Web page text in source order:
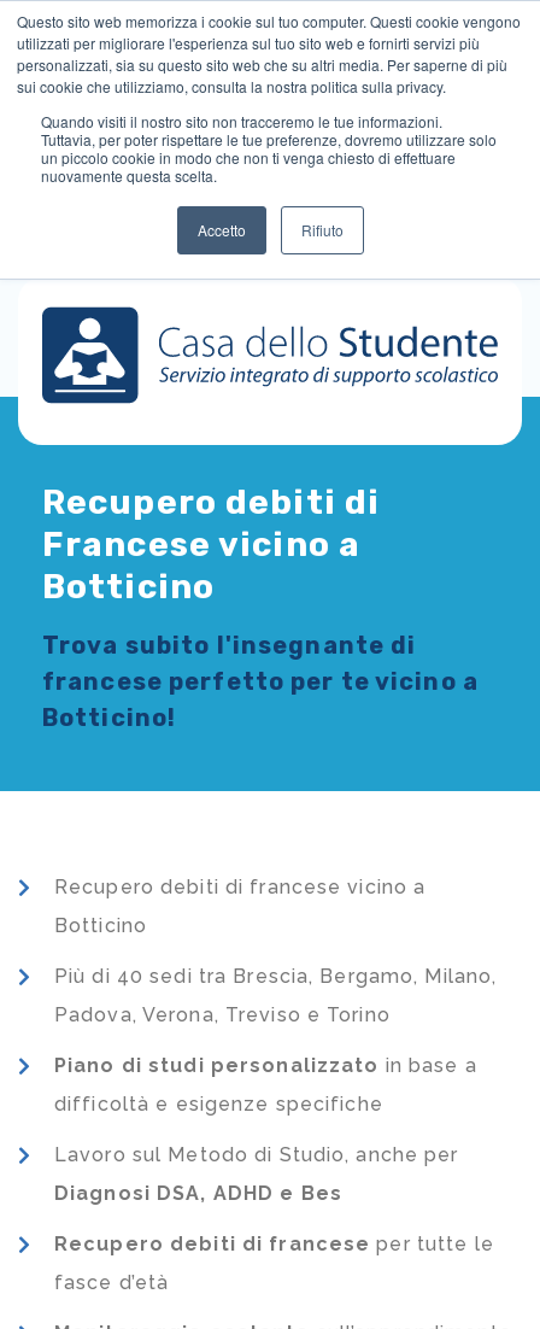
Questo sito web memorizza i cookie sul tuo computer. Questi cookie vengono
utilizzati per migliorare l'esperienza sul tuo sito web e fornirti servizi più
personalizzati, sia su questo sito web che su altri media. Per saperne di più
sui cookie che utilizziamo, consulta la nostra politica sulla privacy.
Quando visiti il ​​nostro sito non tracceremo le tue informazioni.
Tuttavia, per poter rispettare le tue preferenze, dovremo utilizzare solo
un piccolo cookie in modo che non ti venga chiesto di effettuare
nuovamente questa scelta.
Accetto Rifiuto
Recupero debiti di
Francese vicino a
Botticino
Trova subito l'insegnante di
francese perfetto per te vicino a
Botticino!
Recupero debiti di francese vicino a
Botticino
Più di 40 sedi tra Brescia, Bergamo, Milano,
Padova, Verona, Treviso e Torino
Piano di studi personalizzato in base a
difficoltà e esigenze specifiche
Lavoro sul Metodo di Studio, anche per
Diagnosi DSA, ADHD e Bes
Recupero debiti di francese per tutte le
fasce d’età